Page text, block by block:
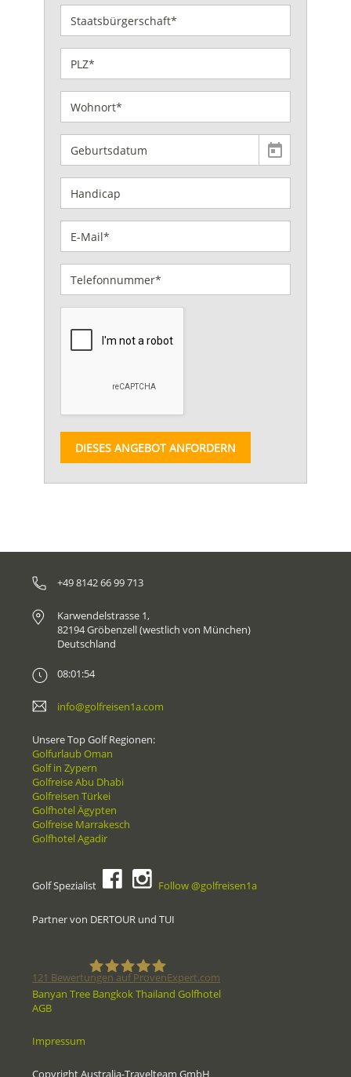
DIESES ANGEBOT ANFORDERN
+49 8142 66 99 713
Karwendelstrasse 1,
82194 Gröbenzell (westlich von München)
Deutschland
08:01:54
info@golfreisen1a.com
Unsere Top Golf Regionen:
Golfurlaub Oman
Golf in Zypern
Golfreise Abu Dhabi
Golfreisen Türkei
Golfhotel Ägypten
Golfreise Marrakesch
Golfhotel Agadir
Golf Spezialist Follow @golfreisen1a
Partner von DERTOUR und TUI
121 Bewertungen auf ProvenExpert.com
Banyan Tree Bangkok Thailand Golfhotel
AGB
Impressum
Copyright Australia-Travelteam GmbH